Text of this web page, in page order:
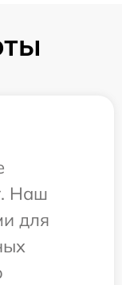
Наш
для